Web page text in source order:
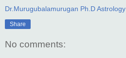
Dr.Murugubalamurugan Ph.D Astrology
Share
No comments: